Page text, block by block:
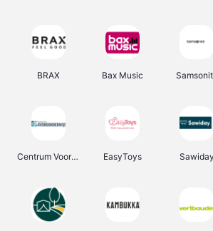
BRAX Bax Music
Centrum Voor Avondonderwijs EasyToys Sawiday